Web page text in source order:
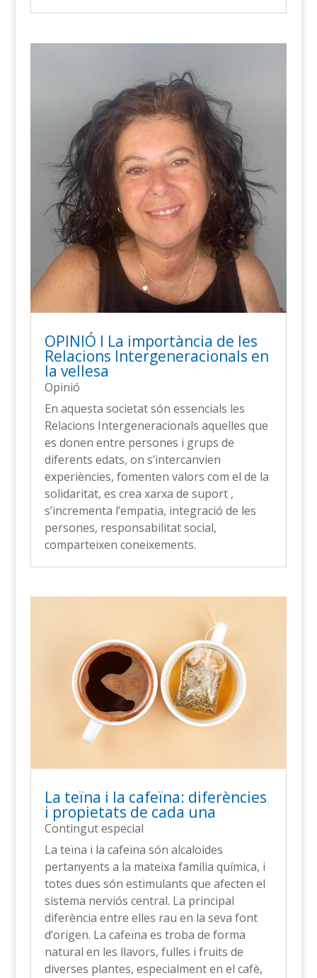
OPINIÓ l La importància de les
Relacions Intergeneracionals en
la vellesa
Opinió
En aquesta societat són essencials les
Relacions Intergeneracionals aquelles que
es donen entre persones i grups de
diferents edats, on s’intercanvien
experiències, fomenten valors com el de la
solidaritat, es crea xarxa de suport ,
s’incrementa l’empatia, integració de les
persones, responsabilitat social,
comparteixen coneixements.
La teïna i la cafeïna: diferències
i propietats de cada una
Contingut especial
La teïna i la cafeïna són alcaloides
pertanyents a la mateixa família química, i
totes dues són estimulants que afecten el
sistema nerviós central. La principal
diferència entre elles rau en la seva font
d’origen. La cafeïna es troba de forma
natural en les llavors, fulles i fruits de
diverses plantes, especialment en el cafè,